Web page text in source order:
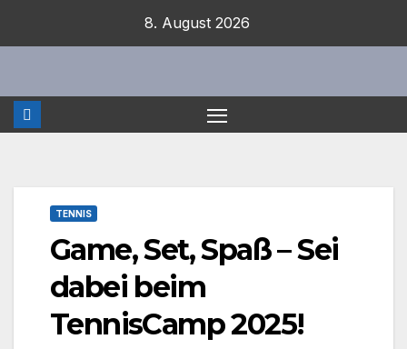
8. August 2026
TENNIS
Game, Set, Spaß – Sei
dabei beim
TennisCamp 2025!